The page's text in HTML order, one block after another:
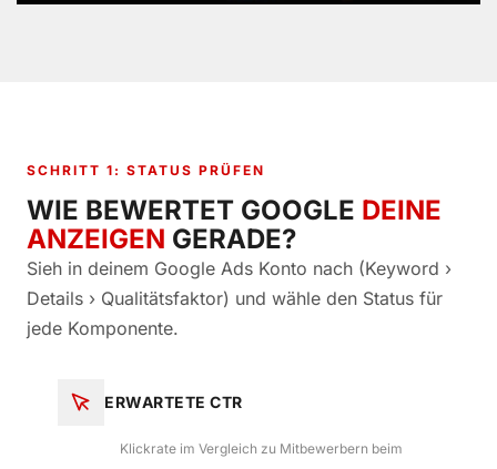
SCHRITT 1: STATUS PRÜFEN
WIE BEWERTET GOOGLE DEINE
ANZEIGEN GERADE?
Sieh in deinem Google Ads Konto nach (Keyword ›
Details › Qualitätsfaktor) und wähle den Status für
jede Komponente.
ERWARTETE CTR
Klickrate im Vergleich zu Mitbewerbern beim